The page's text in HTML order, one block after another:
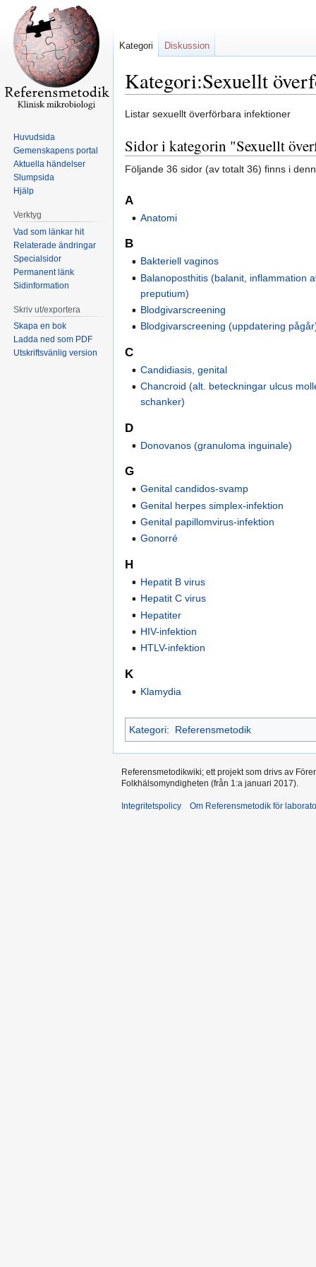
Kategori:Sexuellt
Hoppa
navigering
Hoppa
sök
Listar sexuellt överförbara infektioner
Sidor i kategorin "Sexuellt
Följande 36 sidor (av totalt 36) finns i
A
Anatomi
B
Bakteriell vaginos
Balanoposthitis (balanit, inflammation
preputium)
Blodgivarscreening
Blodgivarscreening (uppdatering
C
Candidiasis, genital
Chancroid (alt. beteckningar ulcus
schanker)
D
Donovanos (granuloma inguinale)
G
Genital candidos-svamp
Genital herpes simplex-infektion
Genital papillomvirus-infektion
Gonorré
H
Hepatit B virus
Hepatit C virus
Hepatiter
HIV-infektion
HTLV-infektion
K
Klamydia
Kategori: Referensmetodik
Kategori Diskussion
Huvudsida
Gemenskapens portal
Aktuella händelser
Slumpsida
Hjälp
Verktyg
Vad som länkar hit
Relaterade ändringar
Specialsidor
Permanent länk
Sidinformation
Skriv ut/exportera
Skapa en bok
Ladda ned som PDF
Utskriftsvänlig version
Referensmetodikwiki; ett projekt som drivs av
Folkhälsomyndigheten (från 1:a januari 2017).
Integritetspolicy Om Referensmetodik för